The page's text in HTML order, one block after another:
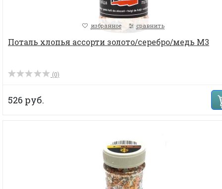
избранное сравнить
Поталь хлопья ассорти золото/серебро/медь М3
(0)
526 руб.